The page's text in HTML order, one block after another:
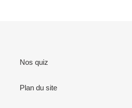
Nos quiz
Plan du site